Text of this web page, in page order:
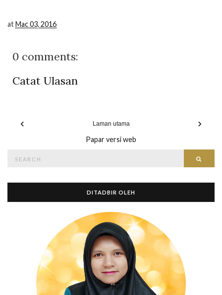
atMac 03, 2016
0 comments:
Catat Ulasan
‹ ›
Laman utama
Papar versi web
for:
DITADBIR OLEH